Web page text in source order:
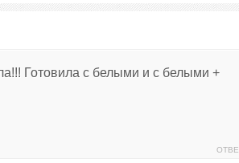
Готовила с белыми и с белыми +